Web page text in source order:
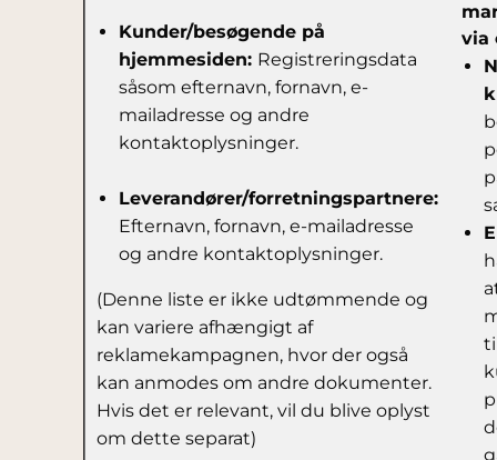
Kunder/besøgende på
hjemmesiden: Registreringsdata
såsom efternavn, fornavn, e-
mailadresse og andre
kontaktoplysninger.
Leverandører/forretningspartnere:
Efternavn, fornavn, e-mailadresse
og andre kontaktoplysninger.
(Denne liste er ikke udtømmende og
kan variere afhængigt af
reklamekampagnen, hvor der også
kan anmodes om andre dokumenter.
Hvis det er relevant, vil du blive oplyst
om dette separat)
via